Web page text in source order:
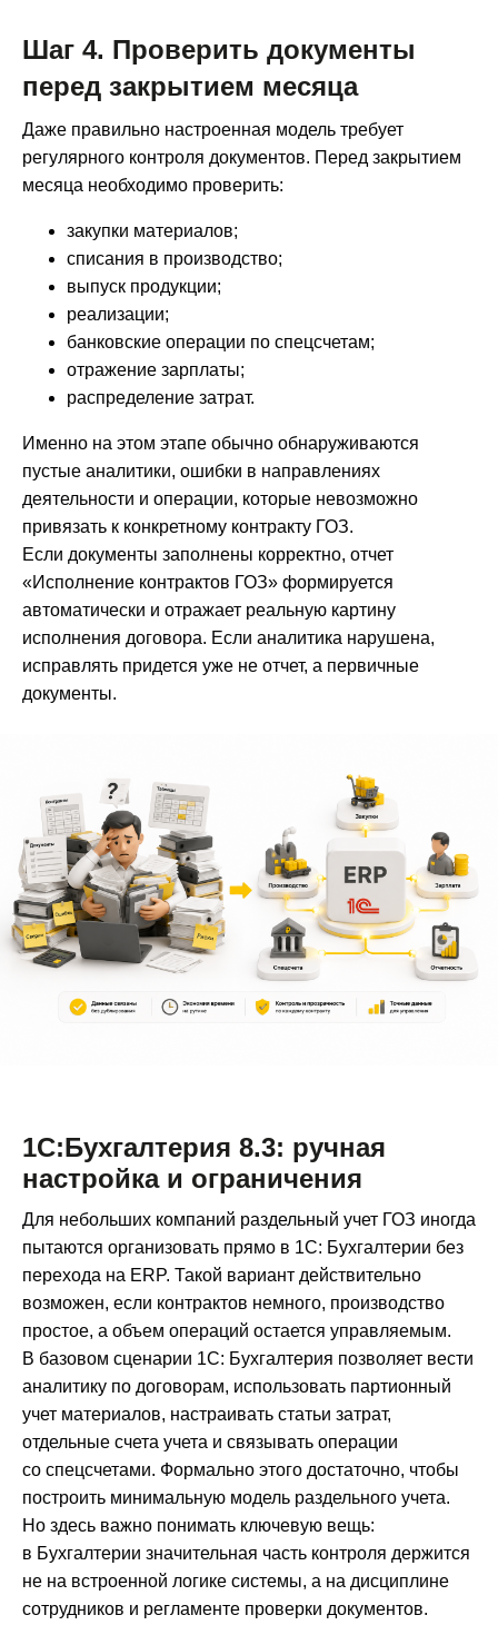
Шаг 4. Проверить документы
перед закрытием месяца
Даже правильно настроенная модель требует
регулярного контроля документов. Перед закрытием
месяца необходимо проверить:
закупки материалов;
списания в производство;
выпуск продукции;
реализации;
банковские операции по спецсчетам;
отражение зарплаты;
распределение затрат.
Именно на этом этапе обычно обнаруживаются
пустые аналитики, ошибки в направлениях
деятельности и операции, которые невозможно
привязать к конкретному контракту ГОЗ.
Если документы заполнены корректно, отчет
«Исполнение контрактов ГОЗ» формируется
автоматически и отражает реальную картину
исполнения договора. Если аналитика нарушена,
исправлять придется уже не отчет, а первичные
документы.
1С:Бухгалтерия 8.3: ручная
настройка и ограничения
Для небольших компаний раздельный учет ГОЗ иногда
пытаются организовать прямо в 1С: Бухгалтерии без
перехода на ERP. Такой вариант действительно
возможен, если контрактов немного, производство
простое, а объем операций остается управляемым.
В базовом сценарии 1С: Бухгалтерия позволяет вести
аналитику по договорам, использовать партионный
учет материалов, настраивать статьи затрат,
отдельные счета учета и связывать операции
со спецсчетами. Формально этого достаточно, чтобы
построить минимальную модель раздельного учета.
Но здесь важно понимать ключевую вещь:
в Бухгалтерии значительная часть контроля держится
не на встроенной логике системы, а на дисциплине
сотрудников и регламенте проверки документов.